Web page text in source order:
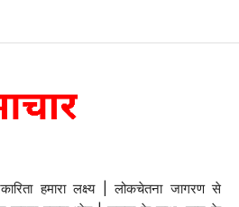
हमारा लक्ष्य | लोकचेतना जागरण से